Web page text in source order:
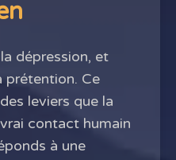
dépression, et
prétention. Ce
leviers que la
contact humain
à une